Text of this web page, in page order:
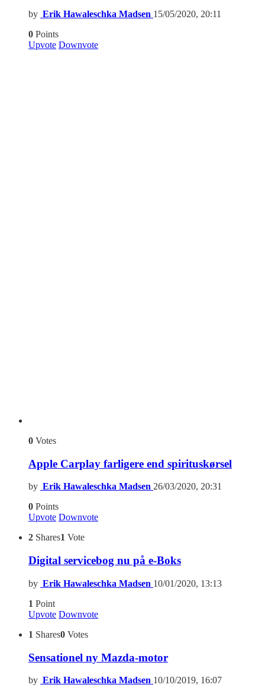
by Erik Hawaleschka Madsen 15/05/2020, 20:11
0 Points
Upvote Downvote
0 Votes
Apple Carplay farligere end spirituskørsel
by Erik Hawaleschka Madsen 26/03/2020, 20:31
0 Points
Upvote Downvote
2 Shares1 Vote
Digital servicebog nu på e-Boks
by Erik Hawaleschka Madsen 10/01/2020, 13:13
1 Point
Upvote Downvote
1 Shares0 Votes
Sensationel ny Mazda-motor
by Erik Hawaleschka Madsen 10/10/2019, 16:07